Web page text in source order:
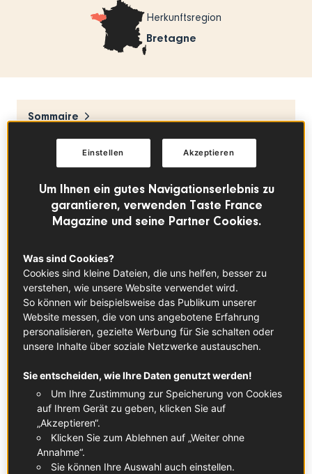
Herkunftsregion
Bretagne
Sommaire
Für die meisten Feinschmecker ist der
"Hommard bleu" der König der Krustentiere!
Und das nicht ohne Grund. Der Herr des
Atlantiks kann mit fünf Beinpaaren, darunter
makelloses, festes Fleisch ist leicht
schimmernd und besitzt ein feines
Meeresaroma. Er inspirierte zahlreiche
Klassiker der Gastronomie: Hummer-
Thermidor, Hummer à l‘Armoricaine (nach
erlesenste Köstlichkeiten!
Das solltest du wissen
In der Hochsaison des bretonischen Hummers, die von
März bis Mitte Oktober reicht, darf Hummer auf keiner
Um Ihnen ein gutes Navigationserlebnis zu
garantieren, verwenden Taste France
Magazine und seine Partner Cookies.
Was sind Cookies?
Cookies sind kleine Dateien, die uns helfen, besser zu
verstehen, wie unsere Website verwendet wird.
So können wir beispielsweise das Publikum unserer
Website messen, die von uns angebotene Erfahrung
personalisieren, gezielte Werbung für Sie schalten oder
unsere Inhalte über soziale Netzwerke austauschen.
Sie entscheiden, wie Ihre Daten genutzt werden!
Um Ihre Zustimmung zur Speicherung von Cookies
auf Ihrem Gerät zu geben, klicken Sie auf
„Akzeptieren“.
Klicken Sie zum Ablehnen auf „Weiter ohne
Annahme“.
Sie können Ihre Auswahl auch einstellen.
Akzeptieren
Einstellen